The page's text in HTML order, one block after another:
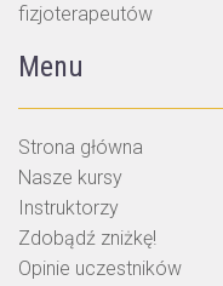
fizjoterapeutów
Menu
Strona główna
Nasze kursy
Instruktorzy
Zdobądź zniżkę!
Opinie uczestników